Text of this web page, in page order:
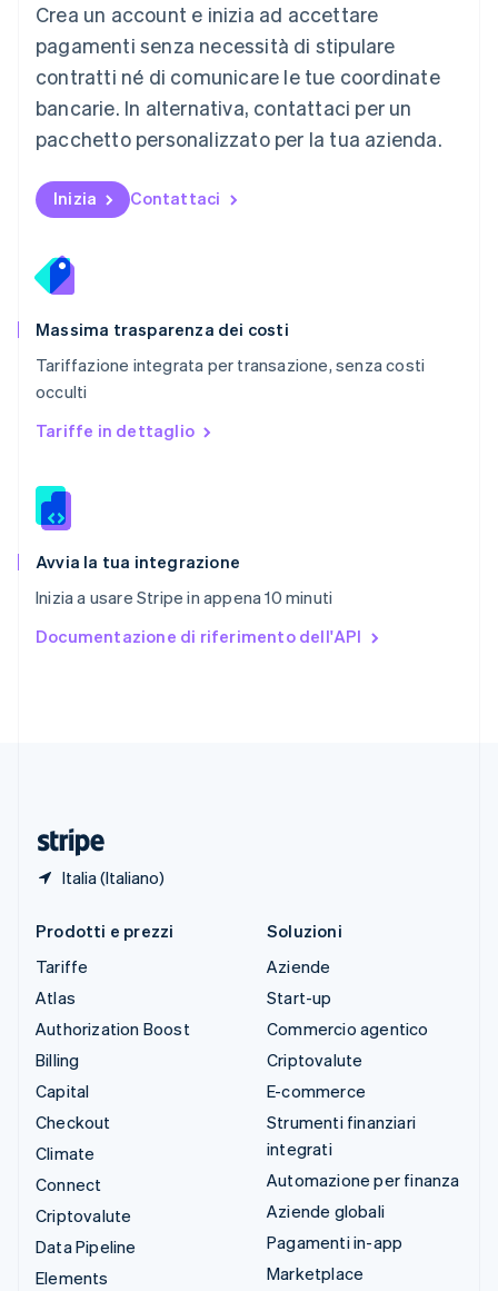
Crea un account e inizia ad accettare
pagamenti senza necessità di stipulare
contratti né di comunicare le tue coordinate
bancarie. In alternativa, contattaci per un
pacchetto personalizzato per la tua azienda.
Inizia Contattaci
Massima trasparenza dei costi
Tariffazione integrata per transazione, senza costi
occulti
Tariffe in dettaglio
Avvia la tua integrazione
Inizia a usare Stripe in appena 10 minuti
Documentazione di riferimento dell'API
Italia (Italiano)
EspañolEnglish
Norvegia
English
Nuova Zelanda
English
NederlandsEnglish
English
Portogallo
RAS di Hong Kong, Cina
English
English
English
Romania
English
Slovacchia
Slovenia
English Italiano
EspañolEnglish
English Español 简体中文
Prodotti e prezzi
Tariffe
Atlas
Authorization Boost
Billing
Capital
Checkout
Climate
Connect
Criptovalute
Data Pipeline
Elements
Soluzioni
Aziende
Start-up
Commercio agentico
Criptovalute
E-commerce
Strumenti finanziari
integrati
Automazione per finanza
Aziende globali
Pagamenti in-app
Marketplace